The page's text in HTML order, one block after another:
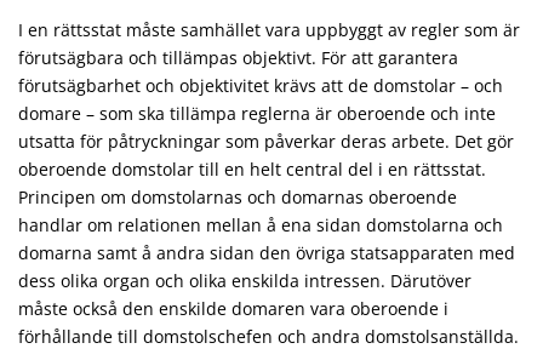
I en rättsstat måste samhället vara uppbyggt av regler som är
förutsägbara och tillämpas objektivt. För att garantera
förutsägbarhet och objektivitet krävs att de domstolar – och
domare – som ska tillämpa reglerna är oberoende och inte
utsatta för påtryckningar som påverkar deras arbete. Det gör
oberoende domstolar till en helt central del i en rättsstat.
Principen om domstolarnas och domarnas oberoende
handlar om relationen mellan å ena sidan domstolarna och
domarna samt å andra sidan den övriga statsapparaten med
dess olika organ och olika enskilda intressen. Därutöver
måste också den enskilde domaren vara oberoende i
förhållande till domstolschefen och andra domstolsanställda.